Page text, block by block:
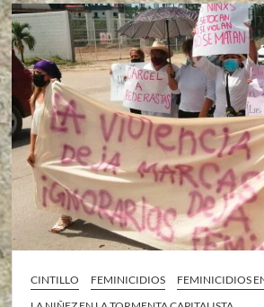
CINTILLO FEMINICIDIOS
FEMINICIDIOS